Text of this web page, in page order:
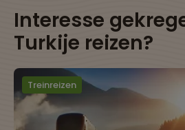
Interesse
Turkije reizen?
Treinreizen